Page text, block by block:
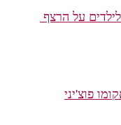
על הרצף
פוצ'יני